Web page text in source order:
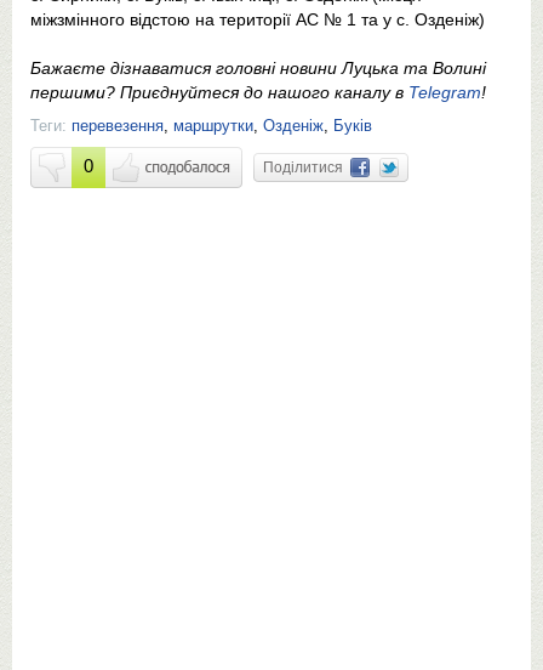
міжзмінного відстою на території АС № 1 та у с. Озденіж)
Бажаєте дізнаватися головні новини Луцька та Волині
першими? Приєднуйтеся до нашого каналу в Telegram!
Теги: перевезення, маршрутки, Озденіж, Буків
0 Поділитися